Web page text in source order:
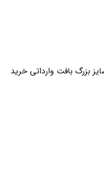
بزرگ بافت وارداتی خرید